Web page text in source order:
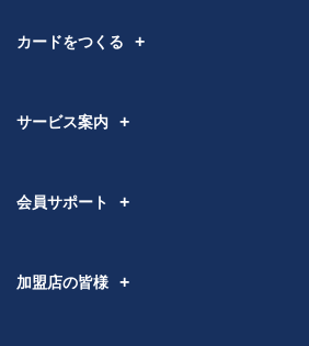
カードをつくる
サービス案内
会員サポート
加盟店の皆様